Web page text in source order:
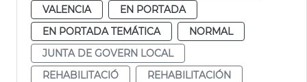
VALENCIA
EN PORTADA
EN PORTADA TEMÁTICA
NORMAL
JUNTA DE GOVERN LOCAL
REHABILITACIÓ
REHABILITACIÓN